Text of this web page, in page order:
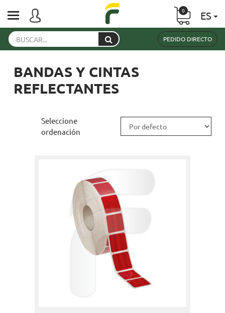
PEDIDO DIRECTO
ES
0
BANDAS Y CINTAS
REFLECTANTES
Seleccione
ordenación